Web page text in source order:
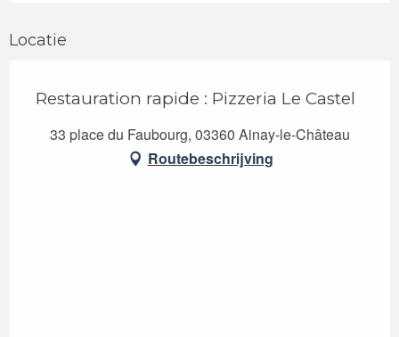
Locatie
Restauration rapide : Pizzeria Le Castel
33 place du Faubourg, 03360 Ainay-le-Château
Routebeschrijving